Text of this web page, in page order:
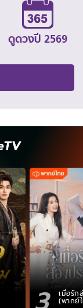
ดูดวงปี 2569
เมื่อรัก
(พากย์